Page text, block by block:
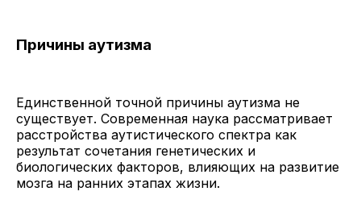
Причины аутизма
Единственной точной причины аутизма не
существует. Современная наука рассматривает
расстройства аутистического спектра как
результат сочетания генетических и
биологических факторов, влияющих на развитие
мозга на ранних этапах жизни.